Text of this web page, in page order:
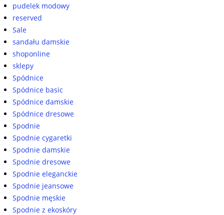
pudelek modowy
reserved
Sale
sandału damskie
shoponline
sklepy
Spódnice
Spódnice basic
Spódnice damskie
Spódnice dresowe
Spodnie
Spodnie cygaretki
Spodnie damskie
Spodnie dresowe
Spodnie eleganckie
Spodnie jeansowe
Spodnie męskie
Spodnie z ekoskóry